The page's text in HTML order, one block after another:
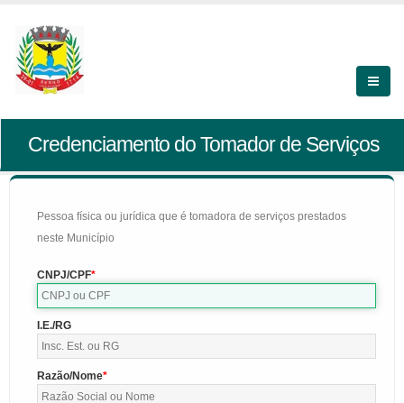
Credenciamento do Tomador de Serviços
Pessoa física ou jurídica que é tomadora de serviços prestados
neste Município
CNPJ/CPF
I.E./RG
Razão/Nome